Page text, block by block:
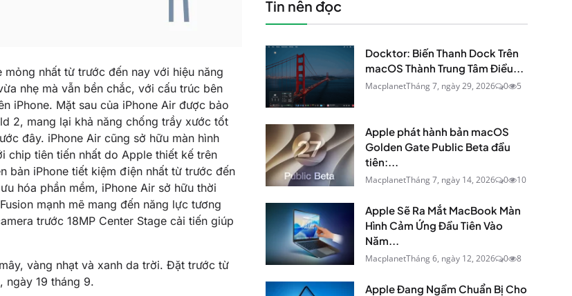
nhất từ trước đến nay với hiệu năng
nhẹ mà vẫn bền chắc, với cấu trúc bên
iPhone. Mặt sau của iPhone Air được bảo
2, mang lại khả năng chống trầy xước tốt
đây. iPhone Air cũng sở hữu màn hình
chip tiên tiến nhất do Apple thiết kế trên
bản iPhone tiết kiệm điện nhất từ trước đến
hóa phần mềm, iPhone Air sở hữu thời
mạnh mẽ mang đến năng lực tương
trước 18MP Center Stage cải tiến giúp
vàng nhạt và xanh da trời. Đặt trước từ
ngày 19 tháng 9.
Tin nên đọc
Docktor: Biến Thanh Dock Trên
macOS Thành Trung Tâm Điều...
MacplanetTháng 7, ngày 29, 2026 0 5
Apple phát hành bản macOS
Golden Gate Public Beta đầu
tiên:...
MacplanetTháng 7, ngày 14, 2026 0 10
Apple Sẽ Ra Mắt MacBook Màn
Hình Cảm Ứng Đầu Tiên Vào
Năm...
MacplanetTháng 6, ngày 12, 2026 0 8
Apple Đang Ngầm Chuẩn Bị Cho